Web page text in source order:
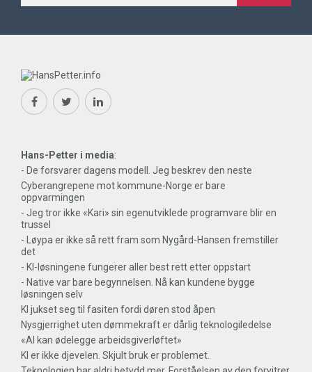
Hans-Petter i media:
- De forsvarer dagens modell. Jeg beskrev den neste
Cyberangrepene mot kommune-Norge er bare
oppvarmingen
- Jeg tror ikke «Kari» sin egenutviklede programvare blir en
trussel
- Løypa er ikke så rett fram som Nygård-Hansen fremstiller
det
- KI-løsningene fungerer aller best rett etter oppstart
- Native var bare begynnelsen. Nå kan kundene bygge
løsningen selv
KI jukset seg til fasiten fordi døren stod åpen
Nysgjerrighet uten dømmekraft er dårlig teknologiledelse
«AI kan ødelegge arbeidsgiverløftet»
KI er ikke djevelen. Skjult bruk er problemet.